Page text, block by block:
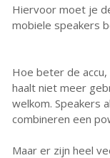
Hiervoor moet je
mobiele speakers
Hoe beter de
haalt niet meer
welkom. Speakers
combineren een
Maar er zijn heel